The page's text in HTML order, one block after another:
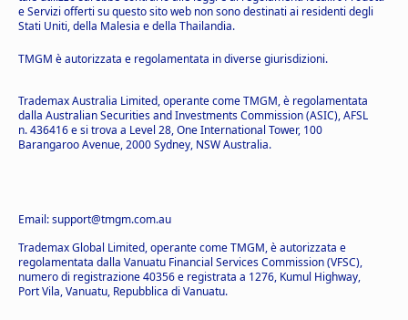
e Servizi offerti su questo sito web non sono destinati ai residenti degli
Stati Uniti, della Malesia e della Thailandia.
TMGM è autorizzata e regolamentata in diverse giurisdizioni.
Trademax Australia Limited, operante come TMGM, è regolamentata
dalla Australian Securities and Investments Commission (ASIC), AFSL
n. 436416 e si trova a Level 28, One International Tower, 100
Barangaroo Avenue, 2000 Sydney, NSW Australia.
Email: support@tmgm.com.au
Trademax Global Limited, operante come TMGM, è autorizzata e
regolamentata dalla Vanuatu Financial Services Commission (VFSC),
numero di registrazione 40356 e registrata a 1276, Kumul Highway,
Port Vila, Vanuatu, Repubblica di Vanuatu.